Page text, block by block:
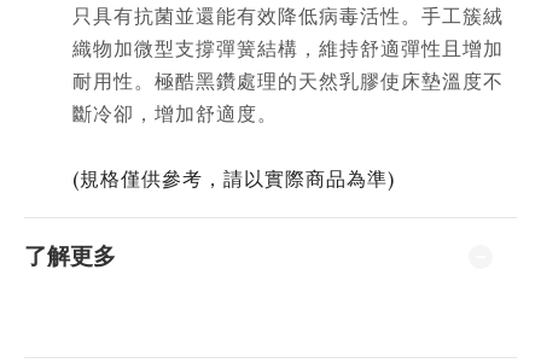
只具有抗菌並還能有效降低病毒活性。 手工簇絨
織物加微型支撐彈簧結構 ，維持舒適彈性且增加
耐用性。 極酷黑鑽處理的天然乳膠使床墊溫度不
斷冷卻 ，增加舒適度。
(規格僅供參考，請以實際商品為準)
了解更多